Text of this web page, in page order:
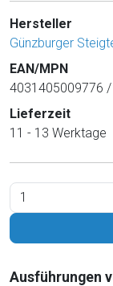
Hersteller
Günzburger
EAN/MPN
4031405009776
Lieferzeit
11 - 13 Werktage
Ausführungen